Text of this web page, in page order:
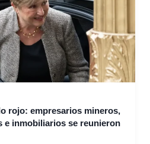
rojo: empresarios mineros,
e inmobiliarios se reunieron